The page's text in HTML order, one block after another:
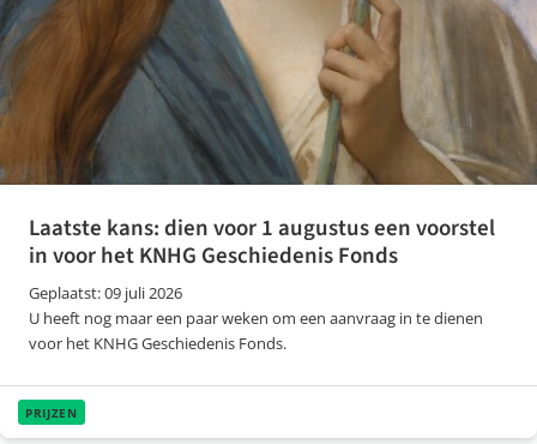
Laatste kans: dien voor 1 augustus een voorstel
in voor het KNHG Geschiedenis Fonds
Geplaatst: 09 juli 2026
U heeft nog maar een paar weken om een aanvraag in te dienen
voor het KNHG Geschiedenis Fonds.
PRIJZEN